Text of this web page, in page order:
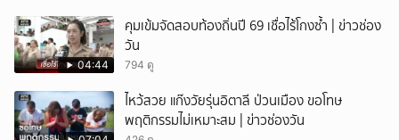
04:44
คุมเข้มจัดสอบท้องถิ่นปี 69 เชื่อไร้โกงซ้ำ | ข่าวช่อง
วัน
794 ดู
ไหว้สวย แก๊งวัยรุ่นอิตาลี ป่วนเมือง ขอโทษ
พฤติกรรมไม่เหมาะสม | ข่าวช่องวัน